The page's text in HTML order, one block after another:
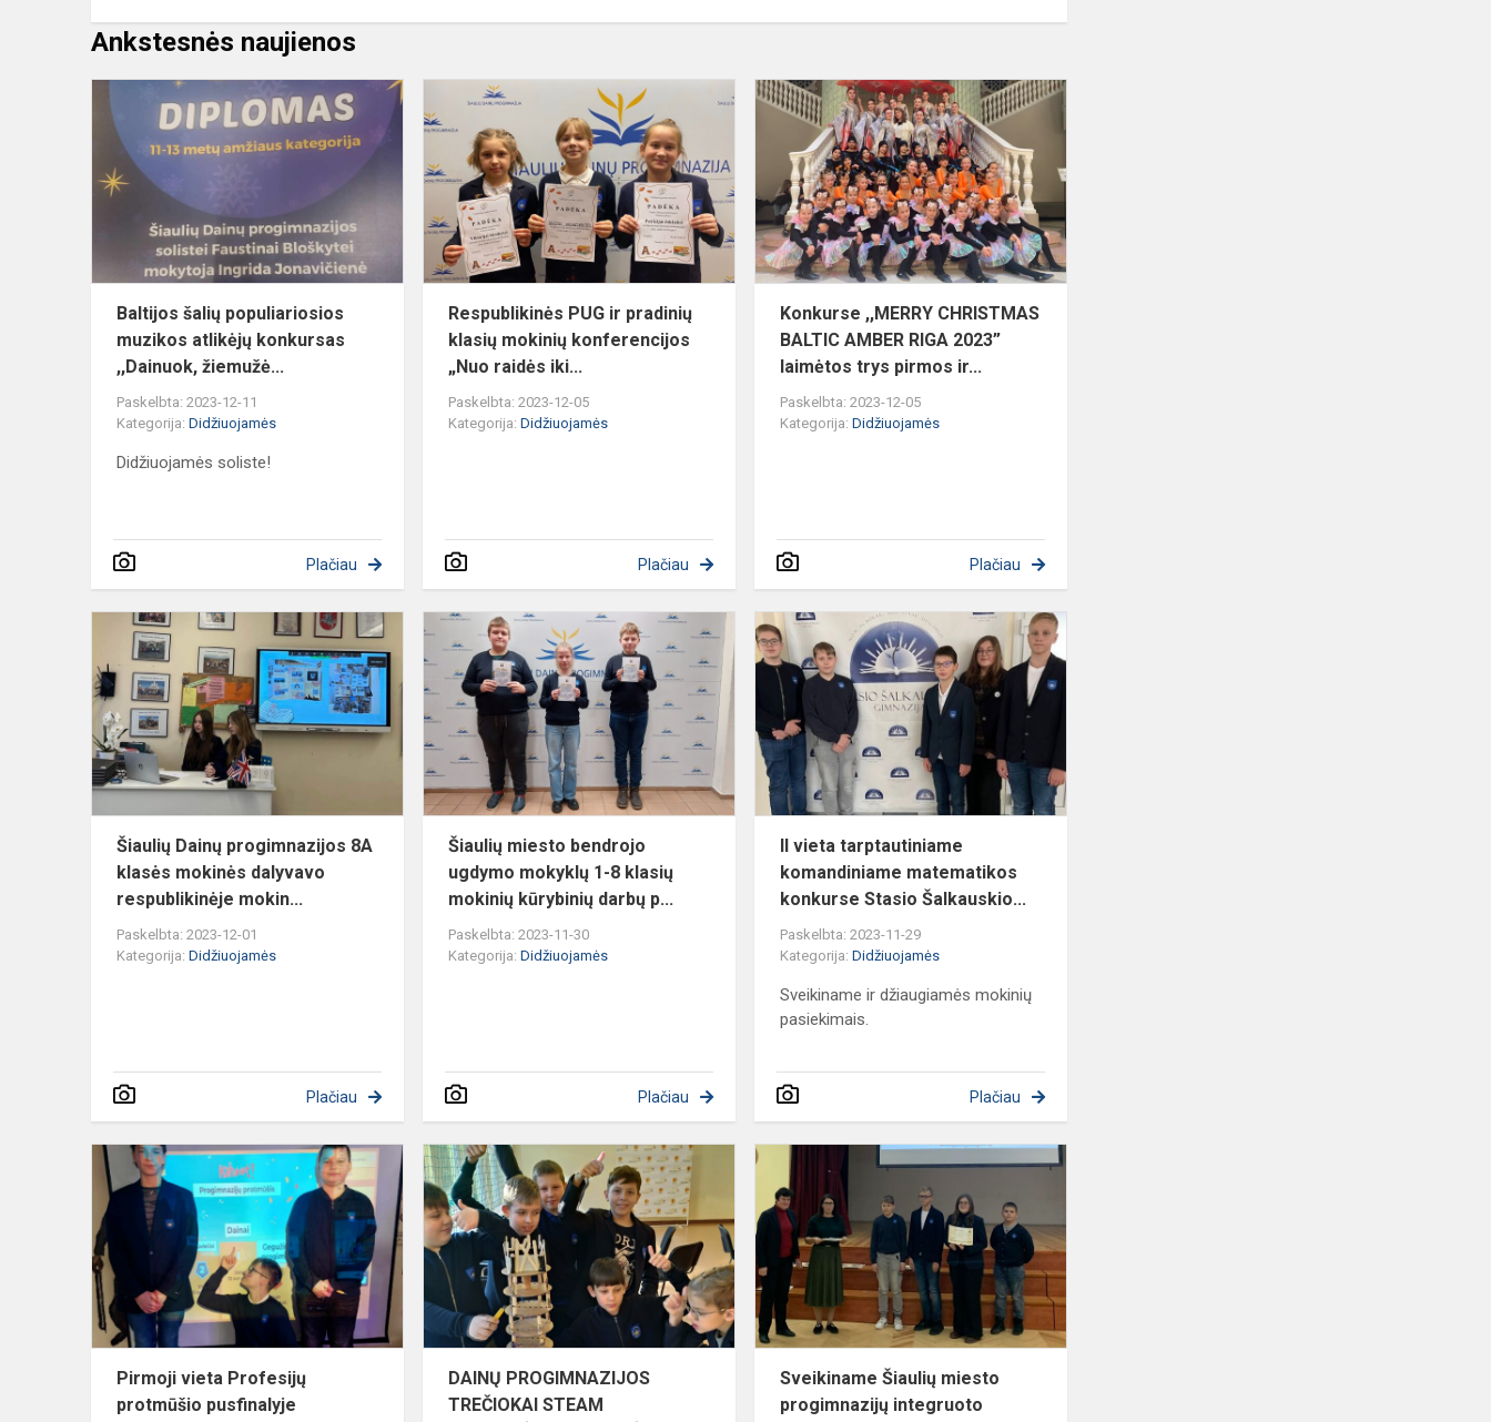
Ankstesnės naujienos
Baltijos
šalių
populiariosios
muzikos
konkursas
Baltijos šalių populiariosios
muzikos atlikėjų konkursas
,,Dainuok, žiemužė...
Paskelbta: 2023-12-11
Kategorija: Didžiuojamės
Didžiuojamės soliste!
Plačiau
Respublikinės
pradinių
klasių
mokinių
konferencijos...
Respublikinės PUG ir pradinių
klasių mokinių konferencijos
„Nuo raidės iki...
Paskelbta: 2023-12-05
Kategorija:Didžiuojamės
Plačiau
BALTIC
AMBER
laimėtos...
Konkurse ,,MERRY CHRISTMAS
BALTIC AMBER RIGA 2023”
laimėtos trys pirmos ir...
Paskelbta: 2023-12-05
Kategorija:Didžiuojamės
Plačiau
Šiaulių
Dainų
progimnazijos
klasės
mokinės
dalyvavo
resp...
Šiaulių Dainų progimnazijos 8A
klasės mokinės dalyvavo
respublikinėje mokin...
Paskelbta: 2023-12-01
Kategorija: Didžiuojamės
Plačiau
Šiaulių
miesto
bendrojo
ugdymo
mokyklų
klasių
mokinių
Šiaulių miesto bendrojo
ugdymo mokyklų 1-8 klasių
mokinių kūrybinių darbų p...
Paskelbta: 2023-11-30
Kategorija:Didžiuojamės
Plačiau
S...
II vieta tarptautiniame
komandiniame matematikos
konkurse Stasio Šalkauskio...
Paskelbta: 2023-11-29
Kategorija:Didžiuojamės
Sveikiname ir džiaugiamės mokinių
pasiekimais.
Plačiau
Pirmoji
vieta
Profesijų
protmūšio
pusfinalyje
Pirmoji vieta Profesijų
protmūšio pusfinalyje
DAINŲ
PROGIMNAZIJOS
TREČIOKAI
STEAM
KŪRYBINĖSE
DIRBTUVĖSE
„...
DAINŲ PROGIMNAZIJOS
TREČIOKAI STEAM
progimnazijų
Sveikiname Šiaulių miesto
progimnazijų integruoto